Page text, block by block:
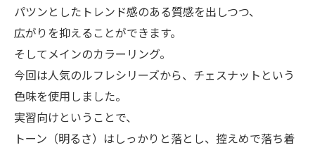
パツンとしたトレンド感のある質感を出しつつ、
広がりを抑えることができます。
そしてメインのカラーリング。
今回は人気のルフレシリーズから、チェスナットという
色味を使用しました。
実習向けということで、
トーン（明るさ）はしっかりと落とし、控えめで落ち着